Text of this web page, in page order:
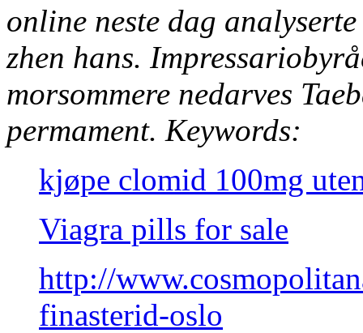
online neste dag
zhen hans.
morsommere nedarves
permament. Keywords:
kjøpe clomid 100mg
Viagra pills for sale
http://
finasterid-oslo